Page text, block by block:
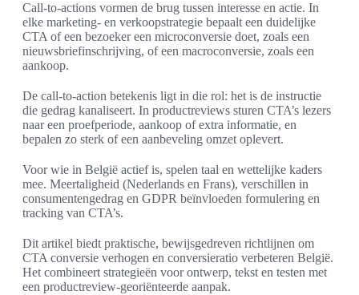
Call-to-actions vormen de brug tussen interesse en actie. In
elke marketing- en verkoopstrategie bepaalt een duidelijke
CTA of een bezoeker een microconversie doet, zoals een
nieuwsbriefinschrijving, of een macroconversie, zoals een
aankoop.
De call-to-action betekenis ligt in die rol: het is de instructie
die gedrag kanaliseert. In productreviews sturen CTA’s lezers
naar een proefperiode, aankoop of extra informatie, en
bepalen zo sterk of een aanbeveling omzet oplevert.
Voor wie in België actief is, spelen taal en wettelijke kaders
mee. Meertaligheid (Nederlands en Frans), verschillen in
consumentengedrag en GDPR beïnvloeden formulering en
tracking van CTA’s.
Dit artikel biedt praktische, bewijsgedreven richtlijnen om
CTA conversie verhogen en conversieratio verbeteren België.
Het combineert strategieën voor ontwerp, tekst en testen met
een productreview-georiënteerde aanpak.